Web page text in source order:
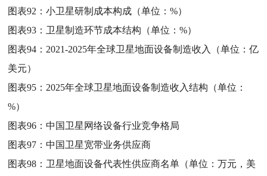
图表92：小卫星研制成本构成（单位：%）
图表93： 卫星制造环节成本结构（单位：%）
图表94： 2021-2025年全球卫星地面设备制造收入（单位：亿
美元）
图表95： 2025年全球卫星地面设备制造收入结构（单位：
%）
图表96：中国卫星网络设备行业竞争格局
图表97：中国卫星宽带业务供应商
图表98： 卫星地面设备代表性供应商名单（单位：万元，美